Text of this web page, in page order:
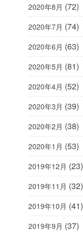
2020年8月 (72)
2020年7月 (74)
2020年6月 (63)
2020年5月 (81)
2020年4月 (52)
2020年3月 (39)
2020年2月 (38)
2020年1月 (53)
2019年12月 (23)
2019年11月 (32)
2019年10月 (41)
2019年9月 (37)